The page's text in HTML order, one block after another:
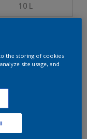
10 L
Bereken
product online
we werken
the storing of cookies
site usage, and